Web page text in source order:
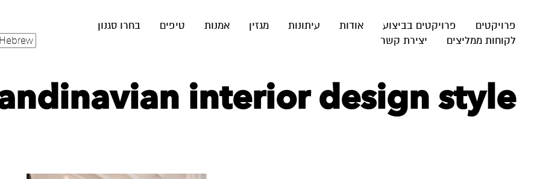
פרויקטים פרויקטים בביצוע אודות עיתונות מגזין אמנות טיפים
בחרו סגנון
לקוחות ממליצים
יצירת קשר
interior design style‬‏ (24)